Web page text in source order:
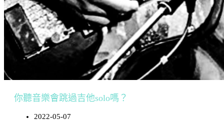
你聽音樂會跳過吉他solo嗎？
2022-05-07